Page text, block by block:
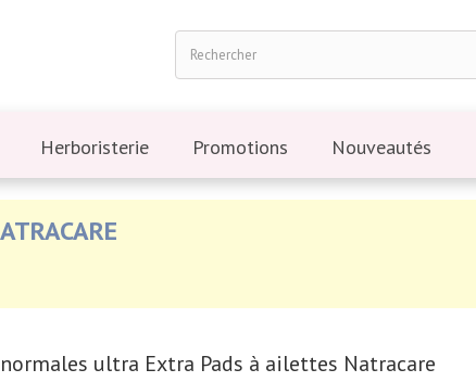
Herboristerie Promotions Nouveautés
ultra Extra Pads à ailettes Natracare